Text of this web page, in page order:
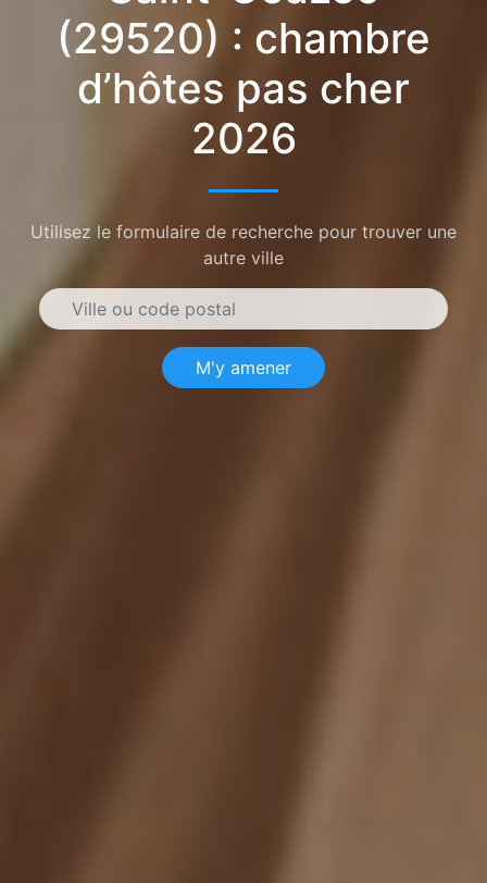
(29520) : chambre
d’hôtes pas cher
2026
Utilisez le formulaire de recherche pour trouver une
autre ville
M'y amener